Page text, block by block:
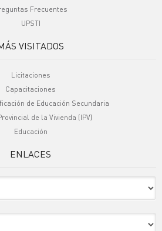
Frecuentes
UPSTI
VISITADOS
Licitaciones
Capacitaciones
de Educación Secundaria
de la Vivienda (IPV)
Educación
ENLACES